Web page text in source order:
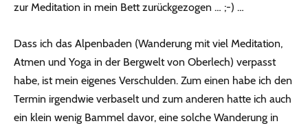
zur Meditation in mein Bett zurückgezogen … ;-) …
Dass ich das Alpenbaden (Wanderung mit viel Meditation,
Atmen und Yoga in der Bergwelt von Oberlech) verpasst
habe, ist mein eigenes Verschulden. Zum einen habe ich den
Termin irgendwie verbaselt und zum anderen hatte ich auch
ein klein wenig Bammel davor, eine solche Wanderung in